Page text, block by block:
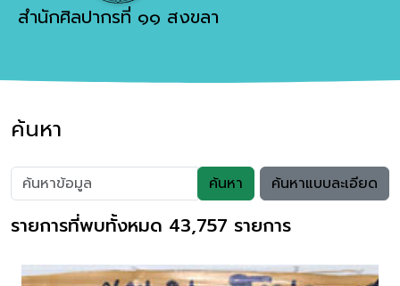
สำนักศิลปากรที่ ๑๑ สงขลา
ค้นหา
ค้นหา ค้นหาแบบละเอียด
รายการที่พบทั้งหมด 43,757 รายการ